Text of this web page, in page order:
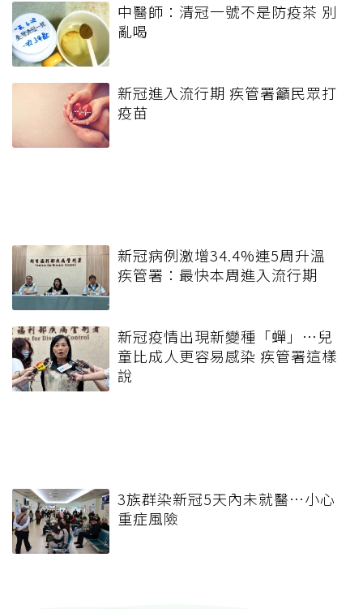
中醫師：清冠一號不是防疫茶 別
亂喝
新冠進入流行期 疾管署籲民眾打
疫苗
新冠病例激增34.4%連5周升溫
疾管署：最快本周進入流行期
新冠疫情出現新變種「蟬」…兒
童比成人更容易感染 疾管署這樣
說
3族群染新冠5天內未就醫…小心
重症風險